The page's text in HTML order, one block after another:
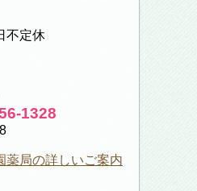
不定休
1328
薬局の詳しいご案内